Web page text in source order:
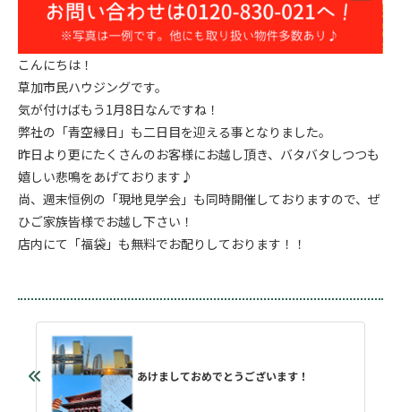
こんにちは！
草加市民ハウジングです。
気が付けばもう1月8日なんですね！
弊社の「青空縁日」も二日目を迎える事となりました。
昨日より更にたくさんのお客様にお越し頂き、バタバタしつつも
嬉しい悲鳴をあげております♪
尚、週末恒例の「現地見学会」も同時開催しておりますので、ぜ
ひご家族皆様でお越し下さい！
店内にて「福袋」も無料でお配りしております！！
あけましておめでとうございます！